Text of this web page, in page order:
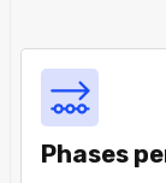
Phases